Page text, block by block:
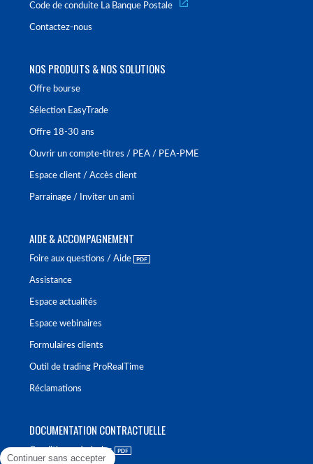
Code de conduite La Banque Postale
Contactez-nous
NOS PRODUITS & NOS SOLUTIONS
Offre bourse
Sélection EasyTrade
Offre 18-30 ans
Ouvrir un compte-titres / PEA / PEA-PME
Espace client / Accès client
Parrainage / Inviter un ami
AIDE & ACCOMPAGNEMENT
Foire aux questions / Aide
Assistance
Espace actualités
Espace webinaires
Formulaires clients
Outil de trading ProRealTime
Réclamations
DOCUMENTATION CONTRACTUELLE
Conditions générales
Continuer sans accepter